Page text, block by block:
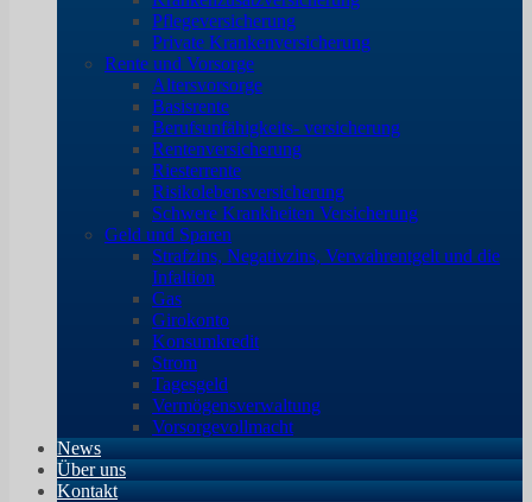
Pflegeversicherung
Private Krankenversicherung
Rente und Vorsorge
Altersvorsorge
Basisrente
Berufsunfähigkeits- versicherung
Rentenversicherung
Riesterrente
Risikolebensversicherung
Schwere Krankheiten Versicherung
Geld und Sparen
Strafzins, Negativzins, Verwahrentgelt und die
Infaltion
Gas
Girokonto
Konsumkredit
Strom
Tagesgeld
Vermögensverwaltung
Vorsorgevollmacht
News
Über uns
Kontakt